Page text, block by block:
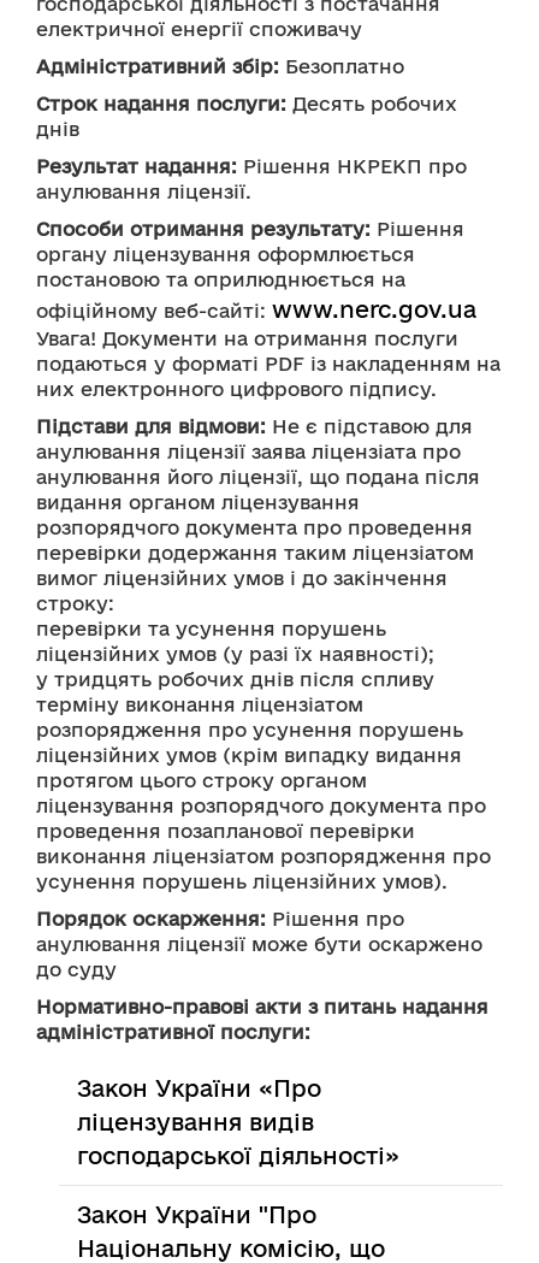
електричної енергії споживачу
Адміністративний збір: Безоплатно
Строк надання послуги: Десять робочих
днів
Результат надання: Рішення НКРЕКП про
анулювання ліцензії.
Способи отримання результату: Рішення
органу ліцензування оформлюється
постановою та оприлюднюється на
офіційному веб-сайті: www.nerc.gov.ua
Увага! Документи на отримання послуги
подаються у форматі PDF із накладенням на
них електронного цифрового підпису.
Підстави для відмови: Не є підставою для
анулювання ліцензії заява ліцензіата про
анулювання його ліцензії, що подана після
видання органом ліцензування
розпорядчого документа про проведення
перевірки додержання таким ліцензіатом
вимог ліцензійних умов і до закінчення
строку:
перевірки та усунення порушень
ліцензійних умов (у разі їх наявності);
у тридцять робочих днів після спливу
терміну виконання ліцензіатом
розпорядження про усунення порушень
ліцензійних умов (крім випадку видання
протягом цього строку органом
ліцензування розпорядчого документа про
проведення позапланової перевірки
виконання ліцензіатом розпорядження про
усунення порушень ліцензійних умов).
Порядок оскарження: Рішення про
анулювання ліцензії може бути оскаржено
до суду
Нормативно-правові акти з питань надання
адміністративної послуги:
Закон України «Про
ліцензування видів
господарської діяльності»
Закон України "Про
Національну комісію, що